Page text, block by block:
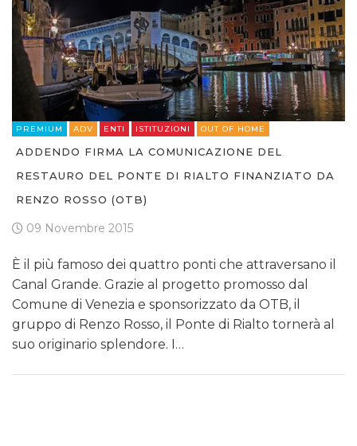
PREMIUM ADV ENTI ISTITUZIONI OUT OF HOME
ADDENDO FIRMA LA COMUNICAZIONE DEL
RESTAURO DEL PONTE DI RIALTO FINANZIATO DA
RENZO ROSSO (OTB)
09 Novembre 2015
È il più famoso dei quattro ponti che attraversano il
Canal Grande. Grazie al progetto promosso dal
Comune di Venezia e sponsorizzato da OTB, il
gruppo di Renzo Rosso, il Ponte di Rialto tornerà al
suo originario splendore. I…